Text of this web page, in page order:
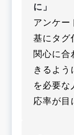
に」
アンケー
基にタグ
関心に合
きるよう
を必要な
応率が目